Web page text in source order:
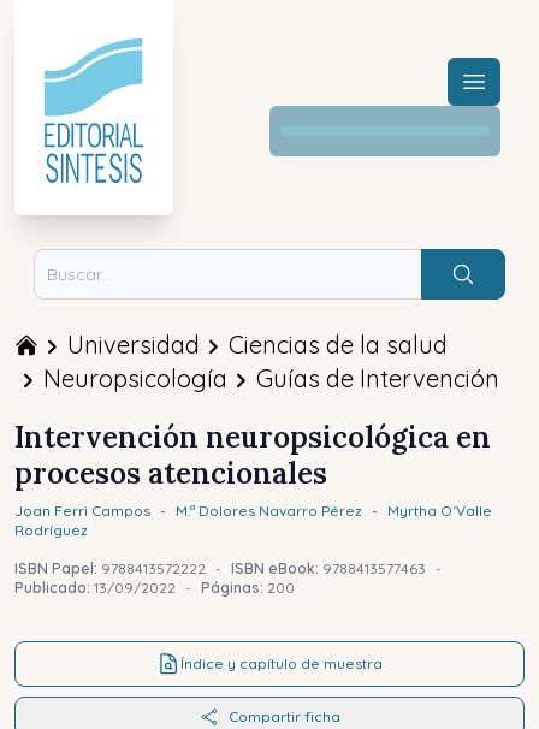
Menú
Buscar
Universidad
Ciencias de la salud
Neuropsicología
Guías de Intervención
Intervención neuropsicológica en
procesos atencionales
Joan Ferri Campos - M.ª Dolores Navarro Pérez - Myrtha O´Valle
Rodríguez
ISBN Papel: 9788413572222 - ISBN eBook: 9788413577463
-
Publicado: 13/09/2022 - Páginas: 200
Índice y capítulo de muestra
Compartir ficha